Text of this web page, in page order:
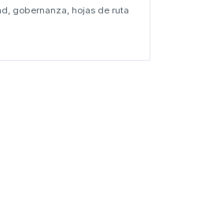
gobernanza, hojas de ruta